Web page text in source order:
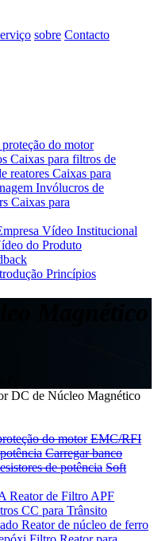
sobre Contacto
proteção do motor
Caixas para filtros de
reatores Caixas para
Invólucros de
Caixas para
Vídeo Institucional
do Produto
Princípios
DC de Núcleo Magnético
do motor EMC/RFI
Carregar banco
de potência Soft
Reator de Filtro APF
CC para Trânsito
Reator de núcleo de ferro